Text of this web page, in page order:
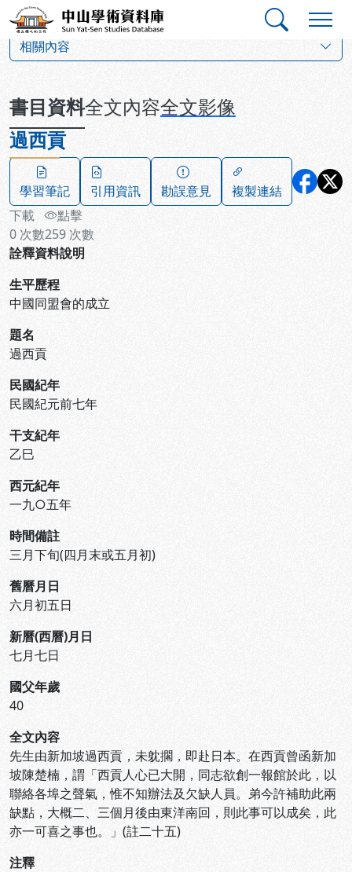
跳到主要內容
中山學術資料庫
相關內容
書目資料全文內容全文影像
過西貢
學習筆記 引用資訊 勘誤意見
複製連結
下載
0 次數
點擊
259 次數
詮釋資料說明
生平歷程
中國同盟會的成立
題名
過西貢
民國紀年
民國紀元前七年
干支紀年
乙巳
西元紀年
一九○五年
時間備註
三月下旬(四月末或五月初)
舊曆月日
六月初五日
新曆(西曆)月日
七月七日
國父年歲
40
全文內容
先生由新加坡過西貢，未躭擱，即赴日本。在西貢曾函新加
坡陳楚楠，謂「西貢人心已大開，同志欲創一報館於此，以
聯絡各埠之聲氣，惟不知辦法及欠缺人員。弟今許補助此兩
缺點，大概二、三個月後由東洋南回，則此事可以成矣，此
亦一可喜之事也。」(註二十五)
注釋